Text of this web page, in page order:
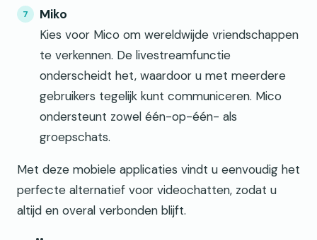
Miko
Kies voor Mico om wereldwijde vriendschappen
te verkennen. De livestreamfunctie
onderscheidt het, waardoor u met meerdere
gebruikers tegelijk kunt communiceren. Mico
ondersteunt zowel één-op-één- als
groepschats.
Met deze mobiele applicaties vindt u eenvoudig het
perfecte alternatief voor videochatten, zodat u
altijd en overal verbonden blijft.